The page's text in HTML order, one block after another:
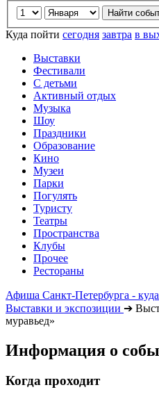
Куда пойти сегодня завтра в
Выставки
Фестивали
С детьми
Активный отдых
Музыка
Шоу
Праздники
Образование
Кино
Музеи
Парки
Погулять
Туристу
Театры
Пространства
Клубы
Прочее
Рестораны
Афиша Санкт-Петербурга -
Выставки и экспозиции ➔
муравьед»
Информация о
Когда проходит